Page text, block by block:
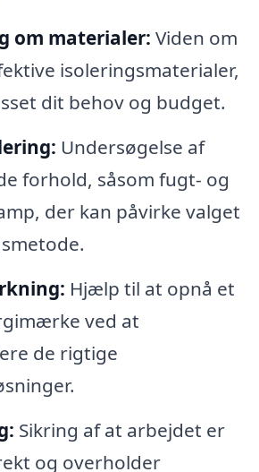
om materialer: Viden om
isoleringsmaterialer,
dit behov og budget.
Undersøgelse af
forhold, såsom fugt- og
der kan påvirke valget
Hjælp til at opnå et
ved at
de rigtige
Sikring af at arbejdet er
og overholder